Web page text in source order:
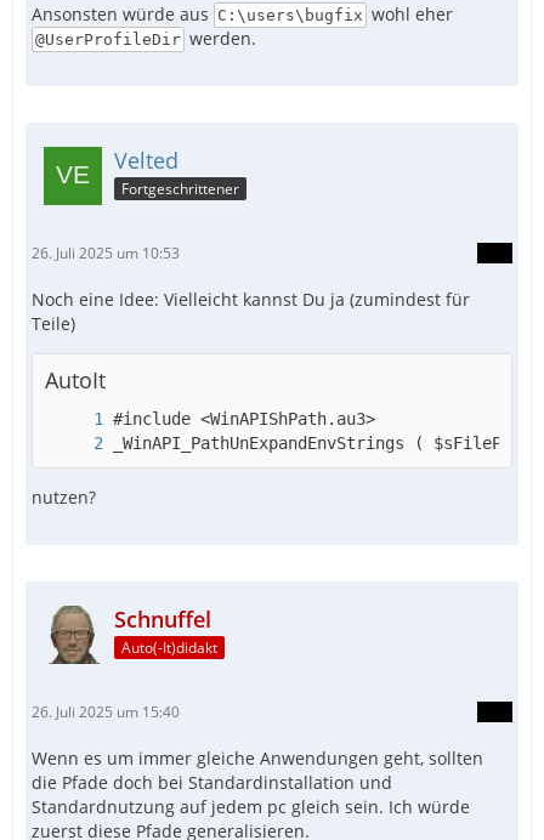
Ansonsten würde aus C:\users\bugfix wohl eher
@UserProfileDir werden.
Velted
Fortgeschrittener
26. Juli 2025 um 10:53
Noch eine Idee: Vielleicht kannst Du ja (zumindest für
Teile)
AutoIt
_WinAPI_PathUnExpandEnvStrings ( $sFilePath
nutzen?
Schnuffel
Auto(-It)didakt
26. Juli 2025 um 15:40
Wenn es um immer gleiche Anwendungen geht, sollten
die Pfade doch bei Standardinstallation und
Standardnutzung auf jedem pc gleich sein. Ich würde
zuerst diese Pfade generalisieren.